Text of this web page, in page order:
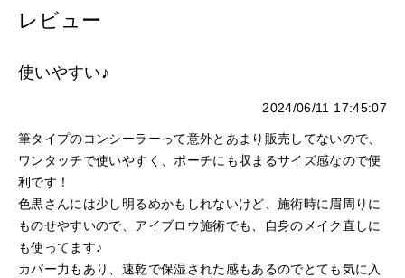
ご連絡ください。
・お客様のご都合による返品、交換はできません。
レビュー
使いやすい♪
2024/06/11 17:45:07
筆タイプのコンシーラーって意外とあまり販売してないので、
ワンタッチで使いやすく、ポーチにも収まるサイズ感なので便
利です！
色黒さんには少し明るめかもしれないけど、施術時に眉周りに
ものせやすいので、アイブロウ施術でも、自身のメイク直しに
も使ってます♪
カバー力もあり、速乾で保湿された感もあるのでとても気に入